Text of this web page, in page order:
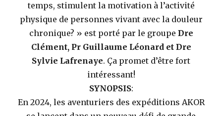
temps, stimulent la motivation à l’activité
physique de personnes vivant avec la douleur
chronique? » est porté par le groupe Dre
Clément, Pr Guillaume Léonard et Dre
Sylvie Lafrenaye. Ça promet d’être fort
intéressant!
SYNOPSIS:
En 2024, les aventuriers des expéditions AKOR